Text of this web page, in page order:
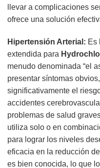
llevar a complicaciones
ofrece una solución
Hipertensión Arterial: Es
extendida para
menudo denominada “el
presentar síntomas
significativamente el
accidentes
problemas de salud
utiliza solo o en
para lograr los niveles
eficacia en la reducción
es bien conocida, lo que